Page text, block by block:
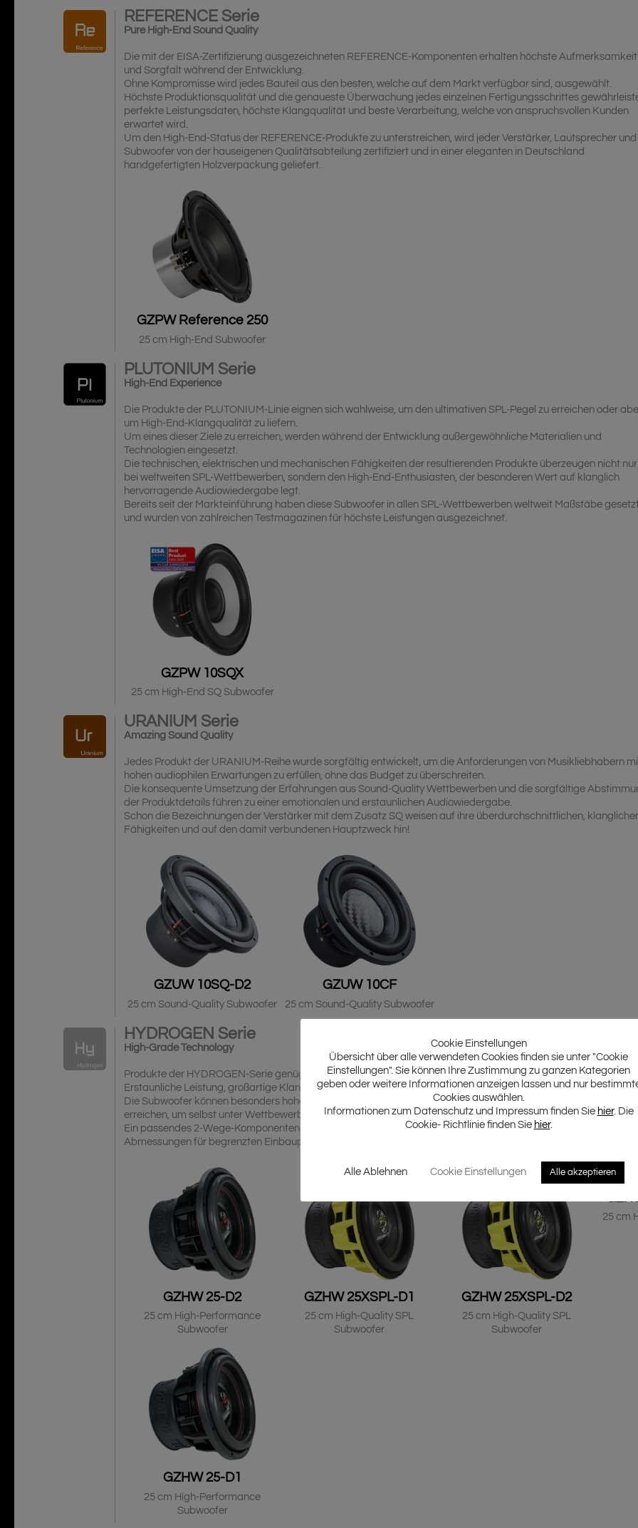
REFERENCE Serie
Pure High-End Sound Quality
Die mit der EISA-Zertifizierung ausgezeichneten REFERENCE-Komponenten erhalten höchste Aufmerksamkeit
und Sorgfalt während der Entwicklung.
Ohne Kompromisse wird jedes Bauteil aus den besten, welche auf dem Markt verfügbar sind, ausgewählt.
Höchste Produktionsqualität und die genaueste Überwachung jedes einzelnen Fertigungsschrittes
perfekte Leistungsdaten, höchste Klangqualität und beste Verarbeitung, welche von anspruchsvollen Kunden
erwartet wird.
Um den High-End-Status der REFERENCE-Produkte zu unterstreichen, wird jeder Verstärker, Lautsprecher und
Subwoofer von der hauseigenen Qualitätsabteilung zertifiziert und in einer eleganten in Deutschland
handgefertigten Holzverpackung geliefert.
GZPW Reference 250
25 cm High-End Subwoofer
PLUTONIUM Serie
High-End Experience
Die Produkte der PLUTONIUM-Linie eignen sich wahlweise, um den ultimativen SPL-Pegel zu erreichen oder
um High-End-Klangqualität zu liefern.
Um eines dieser Ziele zu erreichen, werden während der Entwicklung außergewöhnliche Materialien und
Technologien eingesetzt.
Die technischen, elektrischen und mechanischen Fähigkeiten der resultierenden Produkte überzeugen nicht nur
bei weltweiten SPL-Wettbewerben, sondern den High-End-Enthusiasten, der besonderen Wert auf klanglich
hervorragende Audiowiedergabe legt.
Bereits seit der Markteinführung haben diese Subwoofer in allen SPL-Wettbewerben weltweit Maßstäbe
und wurden von zahlreichen Testmagazinen für höchste Leistungen ausgezeichnet.
GZPW 10SQX
25 cm High-End SQ Subwoofer
URANIUM Serie
Amazing Sound Quality
Jedes Produkt der URANIUM-Reihe wurde sorgfältig entwickelt, um die Anforderungen von Musikliebhabern
hohen audiophilen Erwartungen zu erfüllen, ohne das Budget zu überschreiten.
Die konsequente Umsetzung der Erfahrungen aus Sound-Quality Wettbewerben und die sorgfältige
der Produktdetails führen zu einer emotionalen und erstaunlichen Audiowiedergabe.
Schon die Bezeichnungen der Verstärker mit dem Zusatz SQ weisen auf ihre überdurchschnittlichen,
Fähigkeiten und auf den damit verbundenen Hauptzweck hin!
GZUW 10SQ-D2
25 cm Sound-Quality Subwoofer
GZUW 10CF
25 cm Sound-Quality Subwoofer
HYDROGEN Serie
High-Grade Technology
Produkte der HYDROGEN-Serie genügen selbst den Anforderungen anspruchsvoller Kunden.
Erstaunliche Leistung, großartige Klangqualität und hoher Pegelfähigkeiten, wann immer es erforderlich ist.
Die Subwoofer können besonders hohe Eingangsleistungen verarbeiten und damit extrem hohe Basspegel zu
erreichen, um selbst unter Wettbewerbsbedingungen erfolgreich eingesetzt zu werden.
Ein passendes 2-Wege-Komponenten-Lautsprechersystem und eine Reihe von MINI-Verstärkern mit
Abmessungen für begrenzten Einbauplatz vervollständigen diese bekannte GROUND ZERO Serie.
GZHW 25-D2
25 cm High-Performance
Subwoofer
GZHW 25XSPL-D1
25 cm High-Quality SPL
Subwoofer
GZHW 25XSPL-D2
25 cm High-Quality SPL
Subwoofer
25 cm
GZHW 25-D1
25 cm High-Performance
Subwoofer
Cookie Einstellungen
Übersicht über alle verwendeten Cookies finden sie unter "Cookie
Einstellungen". Sie können Ihre Zustimmung zu ganzen Kategorien
geben oder weitere Informationen anzeigen lassen und nur
Cookies auswählen.
Informationen zum Datenschutz und Impressum finden Sie hier. Die
Cookie- Richtlinie finden Sie hier.
Alle Ablehnen Cookie Einstellungen Alle akzeptieren